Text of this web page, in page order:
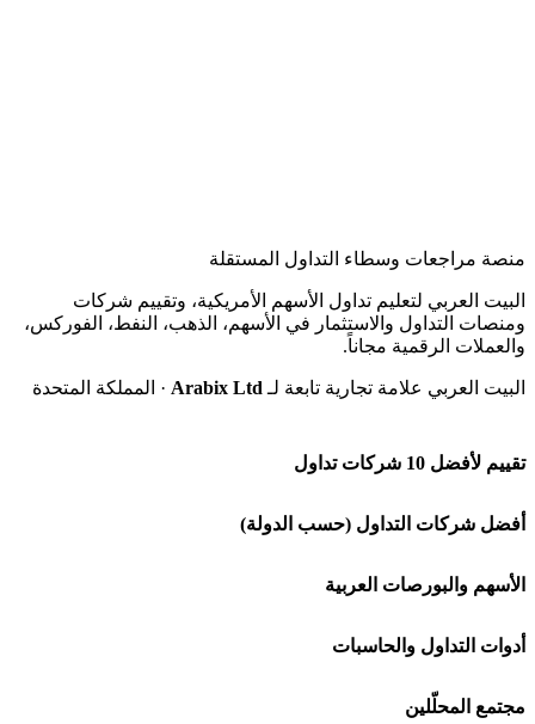
منصة مراجعات وسطاء التداول المستقلة
البيت العربي لتعليم تداول الأسهم الأمريكية، وتقييم شركات
ومنصات التداول والاستثمار في الأسهم، الذهب، النفط، الفوركس،
والعملات الرقمية مجاناً.
البيت العربي علامة تجارية تابعة لـ Arabix Ltd · المملكة المتحدة
تقييم لأفضل 10 شركات تداول
شركة Capital.com
افاتريد AvaTrade
اكسنس Exness
منصة بينانس
أفضل شركات التداول (حسب الدولة)
شركات تداول في السعودية
شركات تداول في الإمارات
شركات تداول في الكويت
الأسهم والبورصات العربية
🌍 كل البورصات العربية
🇸🇦 السوق السعودية
أدوات التداول والحاسبات
🕌 حاسبة الزكاة
مجتمع المحلّلين